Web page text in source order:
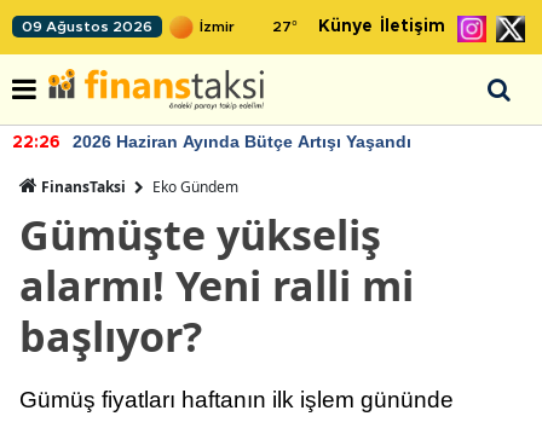
09 Ağustos 2026 27° Künye İletişim
22:26 2026 Haziran Ayında Bütçe Artışı Yaşandı
FinansTaksi Eko Gündem
Gümüşte yükseliş
alarmı! Yeni ralli mi
başlıyor?
Gümüş fiyatları haftanın ilk işlem gününde